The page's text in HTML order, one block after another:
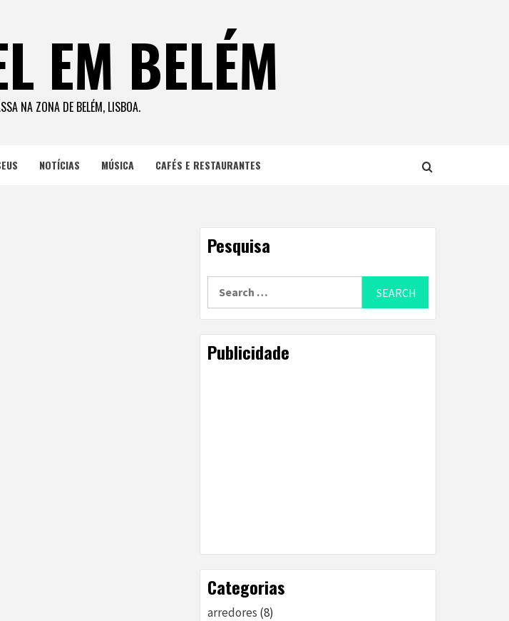
EM BELÉM
NA ZONA DE BELÉM, LISBOA.
NOTÍCIAS MÚSICA CAFÉS E RESTAURANTES
Pesquisa
Publicidade
Categorias
arredores (8)